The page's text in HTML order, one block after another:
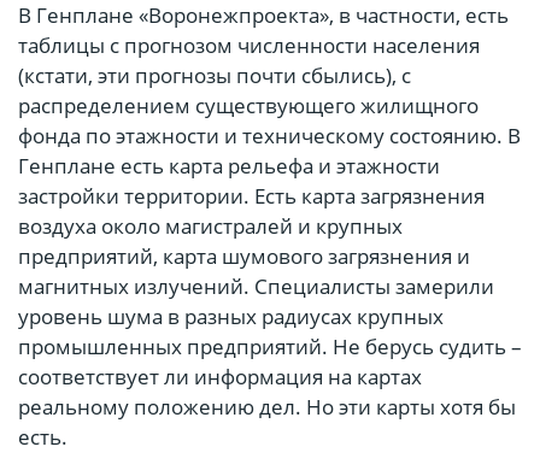
В Генплане «Воронежпроекта», в частности, есть
таблицы с прогнозом численности населения
(кстати, эти прогнозы почти сбылись), с
распределением существующего жилищного
фонда по этажности и техническому состоянию. В
Генплане есть карта рельефа и этажности
застройки территории. Есть карта загрязнения
воздуха около магистралей и крупных
предприятий, карта шумового загрязнения и
магнитных излучений. Специалисты замерили
уровень шума в разных радиусах крупных
промышленных предприятий. Не берусь судить –
соответствует ли информация на картах
реальному положению дел. Но эти карты хотя бы
есть.